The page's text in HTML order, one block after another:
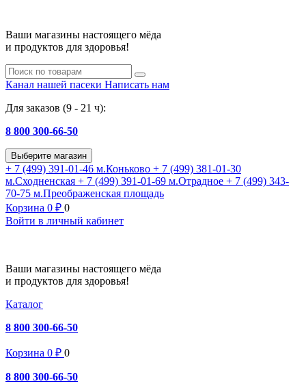
Ваши магазины настоящего мёда
и продуктов для здоровья!
Канал нашей пасеки Написать нам
Для заказов (9 - 21 ч):
8 800 300-66-50
Выберите магазин
+ 7 (499) 391-01-46 м.Коньково + 7 (499) 381-01-30
м.Сходненская + 7 (499) 391-01-69 м.Отрадное + 7 (499) 343-
70-75 м.Преображенская площадь
Корзина 0 ₽ 0
Войти в личный кабинет
Ваши магазины настоящего мёда
и продуктов для здоровья!
Каталог
8 800 300-66-50
Корзина 0 ₽ 0
8 800 300-66-50